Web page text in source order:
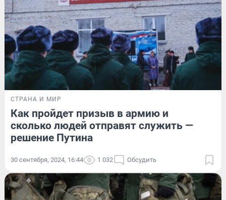
СТРАНА И МИР
Как пройдет призыв в армию и
сколько людей отправят служить —
решение Путина
30 сентября, 2024, 16:44 1 032 Обсудить